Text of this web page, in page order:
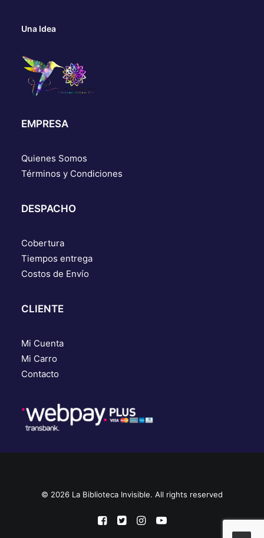
Una Idea
EMPRESA
Quienes Somos
Términos y Condiciones
DESPACHO
Cobertura
Tiempos entrega
Costos de Envío
CLIENTE
Mi Cuenta
Mi Carro
Contacto
© 2026 La Biblioteca Invisible. All rights reserved